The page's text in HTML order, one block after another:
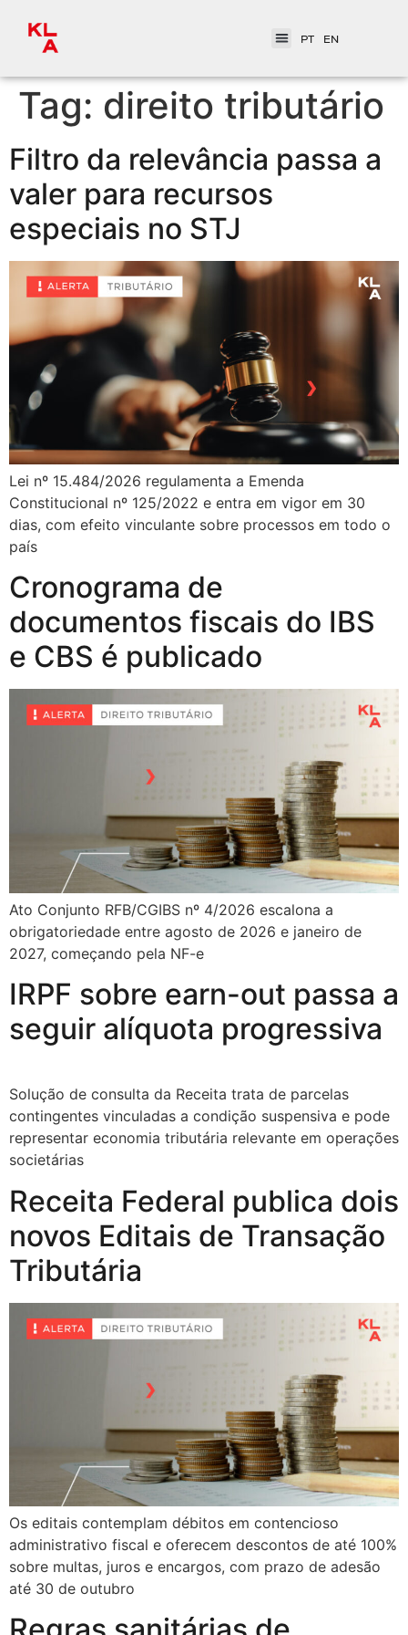
PT EN
Tag: direito tributário
Filtro da relevância passa a
valer para recursos
especiais no STJ
Lei nº 15.484/2026 regulamenta a Emenda
Constitucional nº 125/2022 e entra em vigor em 30
dias, com efeito vinculante sobre processos em todo o
país
Cronograma de
documentos fiscais do IBS
e CBS é publicado
Ato Conjunto RFB/CGIBS nº 4/2026 escalona a
obrigatoriedade entre agosto de 2026 e janeiro de
2027, começando pela NF-e
IRPF sobre earn-out passa a
seguir alíquota progressiva
Solução de consulta da Receita trata de parcelas
contingentes vinculadas a condição suspensiva e pode
representar economia tributária relevante em operações
societárias
Receita Federal publica dois
novos Editais de Transação
Tributária
Os editais contemplam débitos em contencioso
administrativo fiscal e oferecem descontos de até 100%
sobre multas, juros e encargos, com prazo de adesão
até 30 de outubro